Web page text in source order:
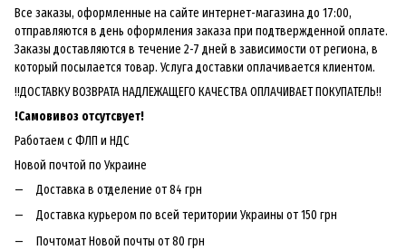
Все заказы, оформленные на сайте интернет-магазина до 17:00,
отправляются в день оформления заказа при подтвержденной оплате.
Заказы доставляются в течение 2-7 дней в зависимости от региона, в
который посылается товар. Услуга доставки оплачивается клиентом.
!!ДОСТАВКУ ВОЗВРАТА НАДЛЕЖАЩЕГО КАЧЕСТВА ОПЛАЧИВАЕТ ПОКУПАТЕЛЬ!!
!Самовивоз отсутсвует!
Работаем с ФЛП и НДС
Новой почтой по Украине
Доставка в отделение от 84 грн
Доставка курьером по всей територии Украины от 150 грн
Почтомат Новой почты от 80 грн